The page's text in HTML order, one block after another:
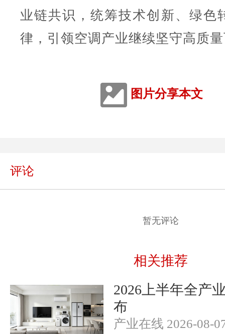
业链共识，统筹技术创新、绿色
律，引领空调产业继续坚守高质
图片分享本文
评论
暂无评论
相关推荐
2026上半年全产
布
产业在线 2026-08-